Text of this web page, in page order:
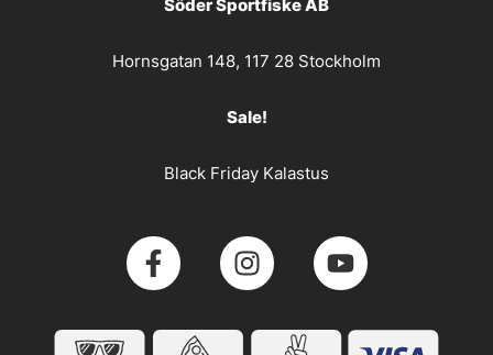
Söder Sportfiske AB
Hornsgatan 148, 117 28 Stockholm
Sale!
Black Friday Kalastus